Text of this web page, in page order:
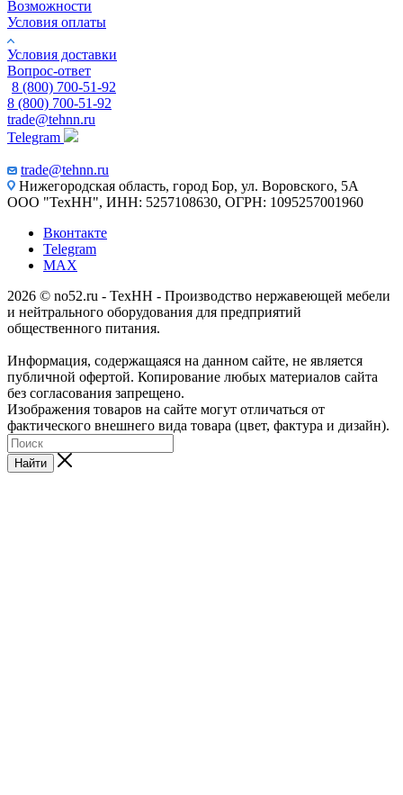
Возможности
Условия оплаты
Условия доставки
Вопрос-ответ
8 (800) 700-51-92
8 (800) 700-51-92
trade@tehnn.ru
Telegram
trade@tehnn.ru
Нижегородская область, город Бор, ул. Воровского, 5А
ООО "ТехНН", ИНН: 5257108630, ОГРН: 1095257001960
Вконтакте
Telegram
MAX
2026 © no52.ru - ТехНН - Производство нержавеющей мебели
и нейтрального оборудования для предприятий
общественного питания.
Информация, содержащаяся на данном сайте, не является
публичной офертой. Копирование любых материалов сайта
без согласования запрещено.
Изображения товаров на сайте могут отличаться от
фактического внешнего вида товара (цвет, фактура и дизайн).
Найти